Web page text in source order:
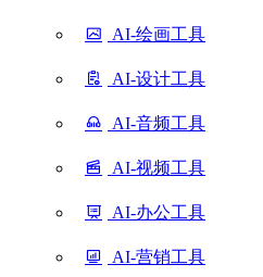
AI-绘画工具
AI-设计工具
AI-音频工具
AI-视频工具
AI-办公工具
AI-营销工具